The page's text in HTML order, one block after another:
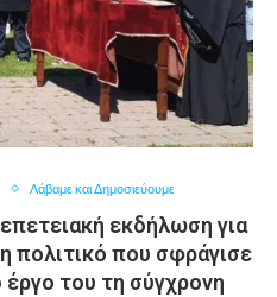
Λάβαμε και Δημοσιεύουμε
εκδήλωση για
πολιτικό που σφράγισε
του τη σύγχρονη